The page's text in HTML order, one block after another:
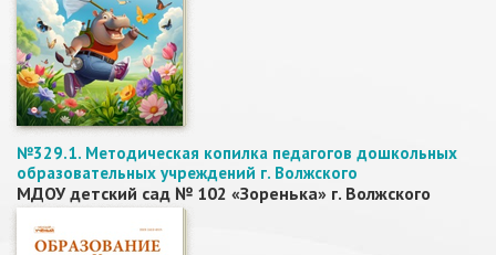
№329.1. Методическая копилка педагогов дошкольных
образовательных учреждений г. Волжского
МДОУ детский сад № 102 «Зоренька» г. Волжского